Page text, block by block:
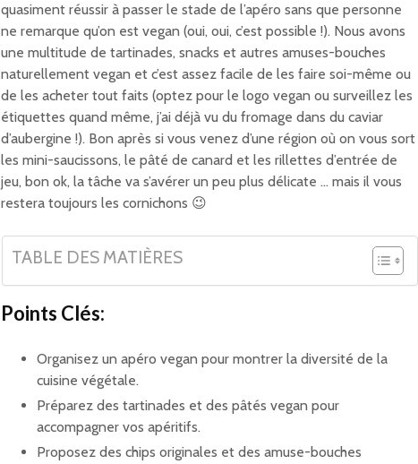
quasiment réussir à passer le stade de l’apéro sans que personne
ne remarque qu’on est vegan (oui, oui, c’est possible !). Nous avons
une multitude de tartinades, snacks et autres amuses-bouches
naturellement vegan et c’est assez facile de les faire soi-même ou
de les acheter tout faits (optez pour le logo vegan ou surveillez les
étiquettes quand même, j’ai déjà vu du fromage dans du caviar
d’aubergine !). Bon après si vous venez d’une région où on vous sort
les mini-saucissons, le pâté de canard et les rillettes d’entrée de
jeu, bon ok, la tâche va s’avérer un peu plus délicate … mais il vous
restera toujours les cornichons 😉
TABLE DES MATIÈRES
Points Clés:
Organisez un apéro vegan pour montrer la diversité de la
cuisine végétale.
Préparez des tartinades et des pâtés vegan pour
accompagner vos apéritifs.
Proposez des chips originales et des amuse-bouches